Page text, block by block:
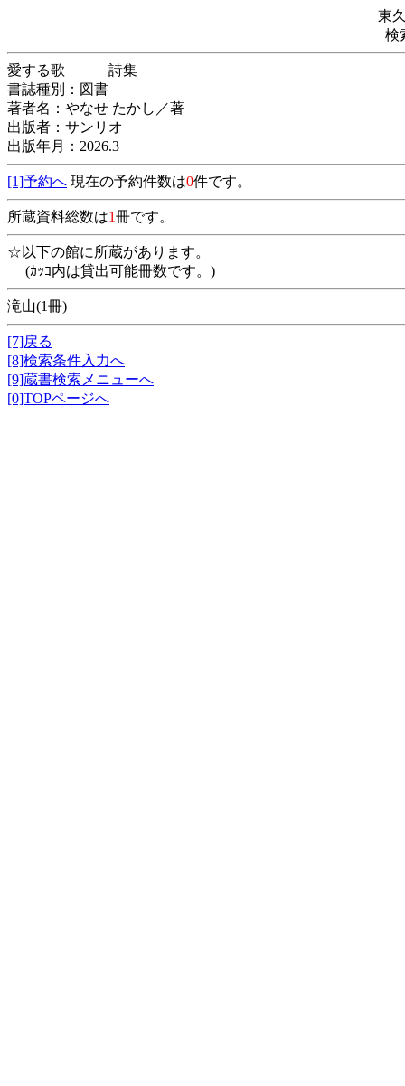
東
検
愛する歌 詩集
書誌種別：図書
著者名：やなせ たかし／著
出版者：サンリオ
出版年月：2026.3
[1]予約へ 現在の予約件数は0件です。
所蔵資料総数は1冊です。
☆以下の館に所蔵があります。
(ｶｯｺ内は貸出可能冊数です。)
滝山(1冊)
[7]戻る
[8]検索条件入力へ
[9]蔵書検索メニューへ
[0]TOPページへ